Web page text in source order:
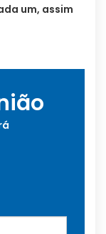
um, assim